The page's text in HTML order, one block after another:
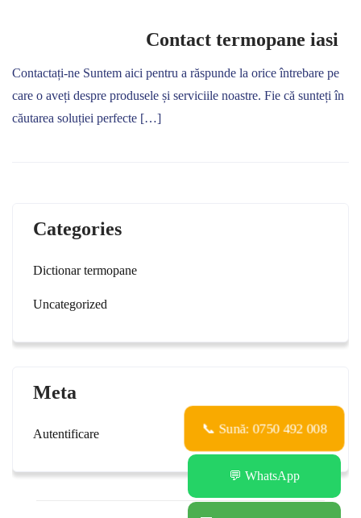
Contact termopane iasi
Contactați-ne Suntem aici pentru a răspunde la orice întrebare pe
care o aveți despre produsele și serviciile noastre. Fie că sunteți în
căutarea soluției perfecte […]
Categories
Dictionar termopane
Uncategorized
Meta
Autentificare 📞 Sună: 0750 492 008
💬 WhatsApp